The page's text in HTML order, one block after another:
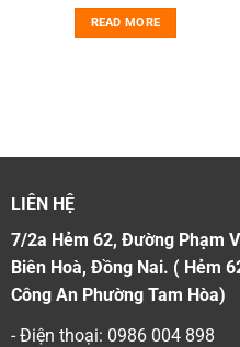
READ MORE
LIÊN HỆ
7/2a Hẻm 62, Đường Phạm
Biên Hoà, Đồng Nai. ( Hẻm
Công An Phường Tam Hòa)
- Điện thoại: 0986 004 898